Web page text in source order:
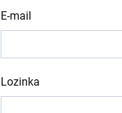
E-mail
Lozinka